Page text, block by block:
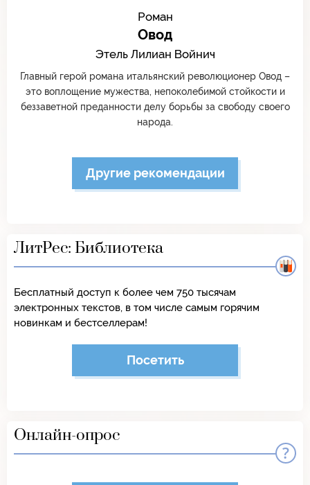
Роман
Овод
Этель Лилиан Войнич
Главный герой романа итальянский революционер Овод –
это воплощение мужества, непоколебимой стойкости и
беззаветной преданности делу борьбы за свободу своего
народа.
Другие рекомендации
ЛитРес: Библиотека
Бесплатный доступ к более чем 750 тысячам
электронных текстов, в том числе самым горячим
новинкам и бестселлерам!
Посетить
Онлайн-опрос